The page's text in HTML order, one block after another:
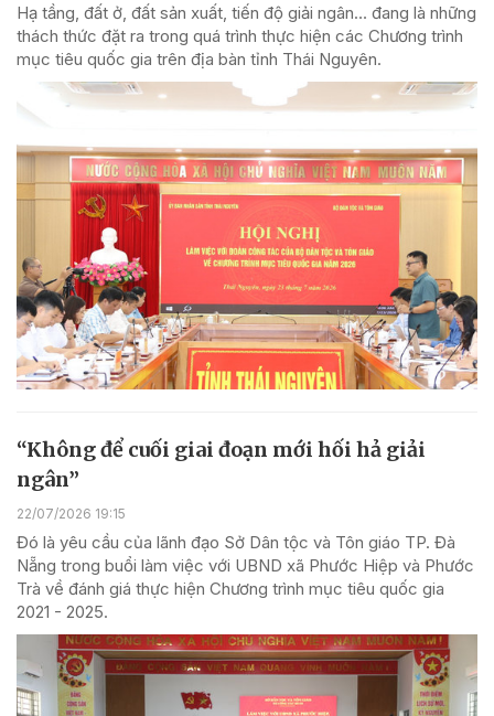
Hạ tầng, đất ở, đất sản xuất, tiến độ giải ngân… đang là những
thách thức đặt ra trong quá trình thực hiện các Chương trình
mục tiêu quốc gia trên địa bàn tỉnh Thái Nguyên.
“Không để cuối giai đoạn mới hối hả giải
ngân”
22/07/2026 19:15
Đó là yêu cầu của lãnh đạo Sở Dân tộc và Tôn giáo TP. Đà
Nẵng trong buổi làm việc với UBND xã Phước Hiệp và Phước
Trà về đánh giá thực hiện Chương trình mục tiêu quốc gia
2021 - 2025.